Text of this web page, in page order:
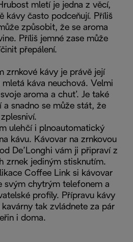
mletí je jedna z věcí,
kávy často podceňují. Příliš
způsobit, že se aroma
Příliš jemné zase může
přepálení.
zrnkové kávy je právě její
káva neuchová. Velmi
aroma a chuť. Je také
a snadno se může stát, že
zplesniví.
ulehčí i plnoautomatický
kávu. Kávovar na zrnkovou
De’Longhi vám ji připraví z
zrnek jediným stisknutím.
Coffee Link si kávovar
svým chytrým telefonem a
profily. Přípravu kávy
tak zvládnete za pár
i doma.